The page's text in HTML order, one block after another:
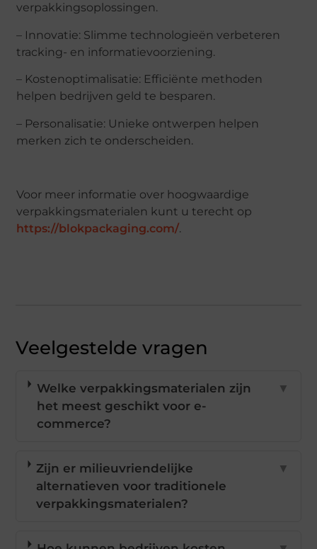
verpakkingsoplossingen.
– Innovatie: Slimme technologieën verbeteren
tracking- en informatievoorziening.
– Kostenoptimalisatie: Efficiënte methoden
helpen bedrijven geld te besparen.
– Personalisatie: Unieke ontwerpen helpen
merken zich te onderscheiden.
Voor meer informatie over hoogwaardige
verpakkingsmaterialen kunt u terecht op
https://blokpackaging.com/.
Veelgestelde vragen
Welke verpakkingsmaterialen zijn
het meest geschikt voor e-
commerce?
▼
Zijn er milieuvriendelijke
alternatieven voor traditionele
verpakkingsmaterialen?
▼